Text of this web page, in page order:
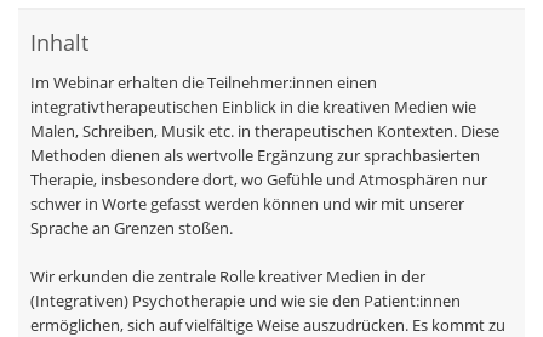
Inhalt
Im Webinar erhalten die Teilnehmer:innen einen
integrativtherapeutischen Einblick in die kreativen Medien wie
Malen, Schreiben, Musik etc. in therapeutischen Kontexten. Diese
Methoden dienen als wertvolle Ergänzung zur sprachbasierten
Therapie, insbesondere dort, wo Gefühle und Atmosphären nur
schwer in Worte gefasst werden können und wir mit unserer
Sprache an Grenzen stoßen.
Wir erkunden die zentrale Rolle kreativer Medien in der
(Integrativen) Psychotherapie und wie sie den Patient:innen
ermöglichen, sich auf vielfältige Weise auszudrücken. Es kommt zu